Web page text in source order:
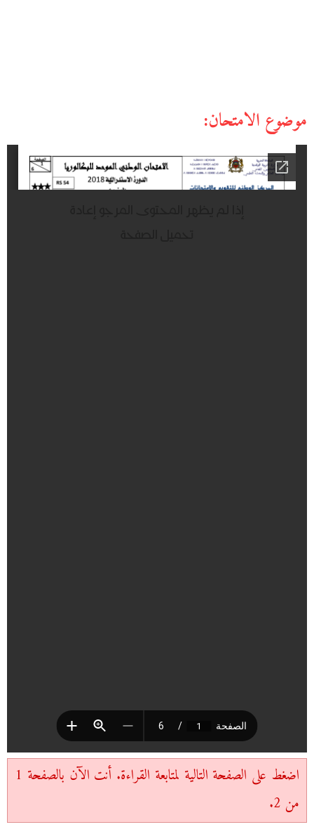
موضوع الامتحان:
اضغط على الصفحة التالية لمتابعة القراءة. أنت الآن بالصفحة 1
من 2.